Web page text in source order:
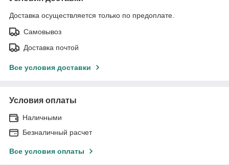
Доставка осуществляется только по предоплате.
Самовывоз
Доставка почтой
Все условия доставки
Условия оплаты
Наличными
Безналичный расчет
Все условия оплаты